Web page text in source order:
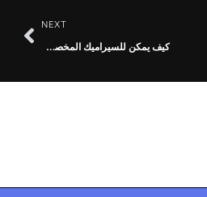
NEXT
كيف يمكن للسيراميك المخصص أن يغير شكل أعمال الضيافة الخاصة بك